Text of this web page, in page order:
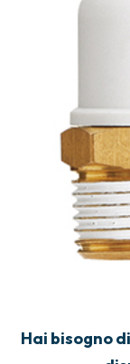
Hai bisogno